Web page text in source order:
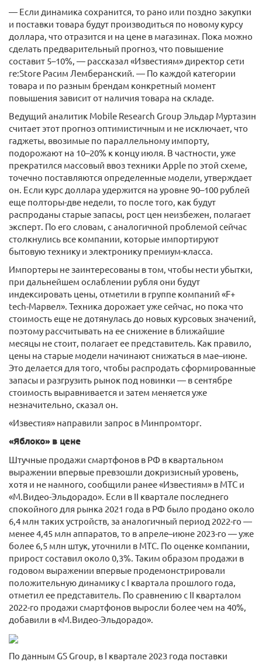
— Если динамика сохранится, то рано или поздно закупки
и поставки товара будут производиться по новому курсу
доллара, что отразится и на цене в магазинах. Пока можно
сделать предварительный прогноз, что повышение
составит 5–10%, — рассказал «Известиям» директор сети
re:Store Расим Лемберанский. — По каждой категории
товара и по разным брендам конкретный момент
повышения зависит от наличия товара на складе.
Ведущий аналитик Mobile Research Group Эльдар Муртазин
считает этот прогноз оптимистичным и не исключает, что
гаджеты, ввозимые по параллельному импорту,
подорожают на 10–20% к концу июля. В частности, уже
прекратился массовый ввоз техники Apple по этой схеме,
точечно поставляются определенные модели, утверждает
он. Если курс доллара удержится на уровне 90–100 рублей
еще полторы-две недели, то после того, как будут
распроданы старые запасы, рост цен неизбежен, полагает
эксперт. По его словам, с аналогичной проблемой сейчас
столкнулись все компании, которые импортируют
бытовую технику и электронику премиум-класса.
Импортеры не заинтересованы в том, чтобы нести убытки,
при дальнейшем ослаблении рубля они будут
индексировать цены, отметили в группе компаний «F+
tech-Марвел». Техника дорожает уже сейчас, но пока что
стоимость еще не дотянулась до новых курсовых значений,
поэтому рассчитывать на ее снижение в ближайшие
месяцы не стоит, полагает ее представитель. Как правило,
цены на старые модели начинают снижаться в мае–июне.
Это делается для того, чтобы распродать сформированные
запасы и разгрузить рынок под новинки — в сентябре
стоимость выравнивается и затем меняется уже
незначительно, сказал он.
«Известия» направили запрос в Минпромторг.
«Яблоко» в цене
Штучные продажи смартфонов в РФ в квартальном
выражении впервые превзошли докризисный уровень,
хотя и не намного, сообщили ранее «Известиям» в МТС и
«М.Видео-Эльдорадо». Если в II квартале последнего
спокойного для рынка 2021 года в РФ было продано около
6,4 млн таких устройств, за аналогичный период 2022-го —
менее 4,45 млн аппаратов, то в апреле–июне 2023-го — уже
более 6,5 млн штук, уточнили в МТС. По оценке компании,
прирост составил около 0,3%. Таким образом продажи в
годовом выражении впервые продемонстрировали
положительную динамику с I квартала прошлого года,
отметил ее представитель. По сравнению с II кварталом
2022-го продажи смартфонов выросли более чем на 40%,
добавили в «М.Видео-Эльдорадо».
По данным GS Group, в I квартале 2023 года поставки